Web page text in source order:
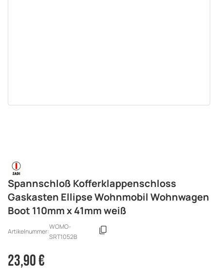
Spannschloß Kofferklappenschloss
Gaskasten Ellipse Wohnmobil Wohnwagen
Boot 110mm x 41mm weiß
Artikelnummer:
WOMO-
SRT1052B
23,90 €